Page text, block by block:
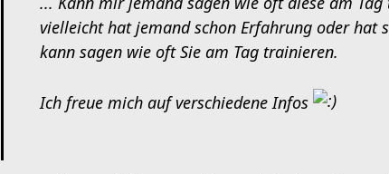
vielleicht hat jemand schon Erfahrung oder
kann sagen wie oft Sie am Tag trainieren.
Ich freue mich auf verschiedene Infos